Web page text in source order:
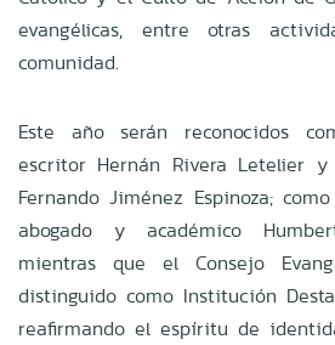
evangélicas, entre otras
comunidad.
Este año serán reconocidos
escritor Hernán Rivera Letelier
Fernando Jiménez Espinoza;
abogado y académico
mientras que el Consejo
distinguido como Institución
reafirmando el espíritu de